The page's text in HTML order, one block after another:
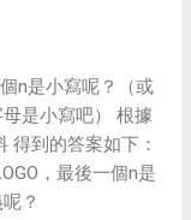
n是小寫呢？（或
是小寫吧） 根據
得到的答案如下：
，最後一個n是
？